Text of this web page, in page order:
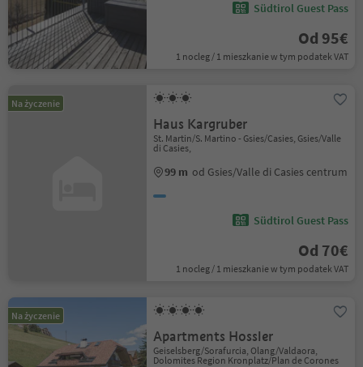
Südtirol Guest Pass
Od 95€
1 nocleg / 1 mieszkanie w tym podatek VAT
Na życzenie
Haus Kargruber
St. Martin/S. Martino - Gsies/Casies, Gsies/Valle
di Casies,
99 m od Gsies/Valle di Casies centrum
Südtirol Guest Pass
Od 70€
1 nocleg / 1 mieszkanie w tym podatek VAT
Na życzenie
Apartments Hossler
Geiselsberg/Sorafurcia, Olang/Valdaora,
Dolomites Region Kronplatz/Plan de Corones